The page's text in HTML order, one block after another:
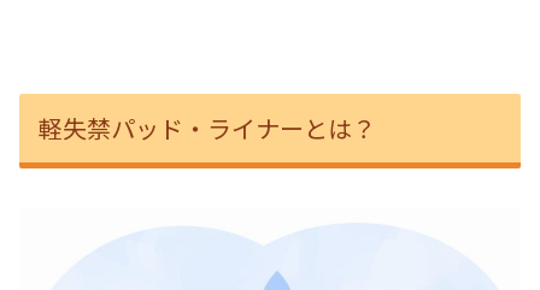
軽失禁パッド・ライナーとは？